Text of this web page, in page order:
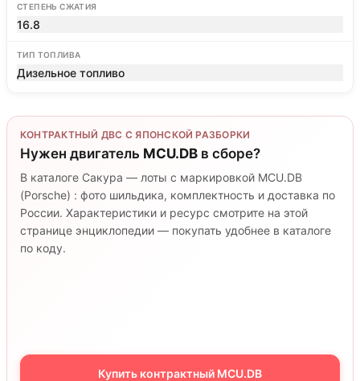
СТЕПЕНЬ СЖАТИЯ
16.8
ТИП ТОПЛИВА
Дизельное топливо
КОНТРАКТНЫЙ ДВС С ЯПОНСКОЙ РАЗБОРКИ
Нужен двигатель MCU.DB в сборе?
В каталоге Сакура — лоты с маркировкой MCU.DB
(Porsche) : фото шильдика, комплектность и доставка по
России. Характеристики и ресурс смотрите на этой
странице энциклопедии — покупать удобнее в каталоге
по коду.
Купить контрактный MCU.DB